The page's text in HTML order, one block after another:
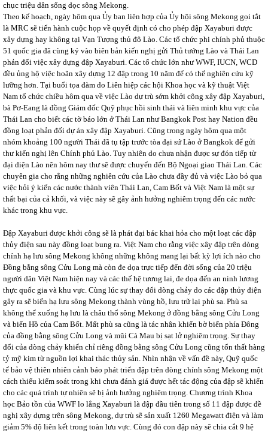
chục triệu dân sống dọc sông Mekong.
Theo kế hoạch, ngày hôm qua Ủy ban liên hợp của Ủy hội sông Mekong gọi tắt
là MRC sẽ tiến hành cuộc họp về quyết định có cho phép đập Xayaburi được
xây dựng hay không tại Vạn Tượng thủ đô Lào. Các tổ chức phi chính phủ thuộc
51 quốc gia đã cùng ký vào biên bản kiến nghị gửi Thủ tướng Lào và Thái Lan
phản đối việc xây dựng đập Xayaburi. Các tổ chức lớn như WWF, IUCN, WCD
đều ủng hộ việc hoãn xây dựng 12 đập trong 10 năm để có thể nghiên cứu kỹ
lưỡng hơn. Tại buổi tọa đàm do Liên hiệp các hội Khoa học và kỹ thuật Việt
Nam tổ chức chiều hôm qua về việc Lào dự trù sớm khởi công xây đập Xayaburi,
bà Pơ-Eang là đồng Giám đốc Quỹ phục hồi sinh thái và liên minh khu vực của
Thái Lan cho biết các tờ báo lớn ở Thái Lan như Bangkok Post hay Nation đều
đồng loạt phản đối dự án xây đập Xayaburi. Cũng trong ngày hôm qua một
nhóm khoảng 100 người Thái đã tụ tập trước tòa đại sứ Lào ở Bangkok để gửi
thư kiến nghị lên Chính phủ Lào. Tuy nhiên do chưa nhận được sự đón tiếp từ
đại diện Lào nên hôm nay thư sẽ được chuyển đến Bộ Ngoại giao Thái Lan. Các
chuyên gia cho rằng những nghiên cứu của Lào chưa đầy đủ và việc Lào bỏ qua
việc hỏi ý kiến các nước thành viên Thái Lan, Cam Bốt và Việt Nam là một sự
thất bại của cả khối, và việc này sẽ gây ảnh hưởng nghiêm trọng đến các nước
khác trong khu vực.
Đập Xayaburi được khởi công sẽ là phát đại bác khai hỏa cho một loạt các đập
thủy điện sau này đồng loạt bung ra. Việt Nam cho rằng việc xây đập trên dòng
chính hạ lưu sông Mekong không những không mang lại bất kỳ lợi ích nào cho
Đồng bằng sông Cửu Long mà còn đe dọa trực tiếp đến đời sống của 20 triệu
người dân Việt Nam hiện nay và các thế hệ tương lai, đe dọa đến an ninh lương
thực quốc gia và khu vực. Cùng lúc sự thay đổi dòng chảy do các đập thủy điện
gây ra sẽ biến hạ lưu sông Mekong thành vùng hồ, lưu trữ lại phù sa. Phù sa
không thể xuống hạ lưu là châu thổ sông Mekong ở đồng bằng sông Cửu Long
và biển Hồ của Cam Bốt. Mất phù sa cũng là tác nhân khiến bờ biển phía Đông
của đồng bằng sông Cửu Long và mũi Cà Mau bị sạt lở nghiêm trọng. Sự thay
đổi của dòng chảy khiến chỉ riêng đồng bằng sông Cửu Long cũng tổn thất hàng
tỷ mỹ kim từ nguồn lợi khai thác thủy sản. Nhìn nhận về vấn đề này, Quỹ quốc
tế bảo vệ thiên nhiên cảnh báo phát triển đập trên dòng chính sông Mekong một
cách thiếu kiểm soát trong khi chưa đánh giá được hết tác động của đập sẽ khiến
cho các quá trình tự nhiên sẽ bị ảnh hưởng nghiêm trọng. Chương trình Khoa
học Bảo tồn của WWF lo lắng Xayaburi là đập đầu tiên trong số 11 đập được đề
nghị xây dựng trên sông Mekong, dự trù sẽ sản xuất 1260 Megawatt điện và làm
giảm 5% độ liên kết trong toàn lưu vực. Cùng đó con đập này sẽ chia cắt 9 hệ